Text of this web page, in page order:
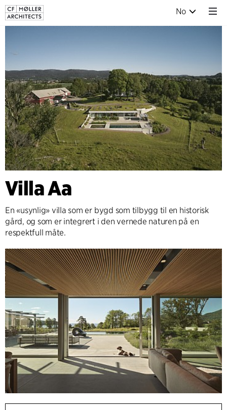
No
Villa Aa
En «usynlig» villa som er bygd som tilbygg til en historisk
gård, og som er integrert i den vernede naturen på en
respektfull måte.